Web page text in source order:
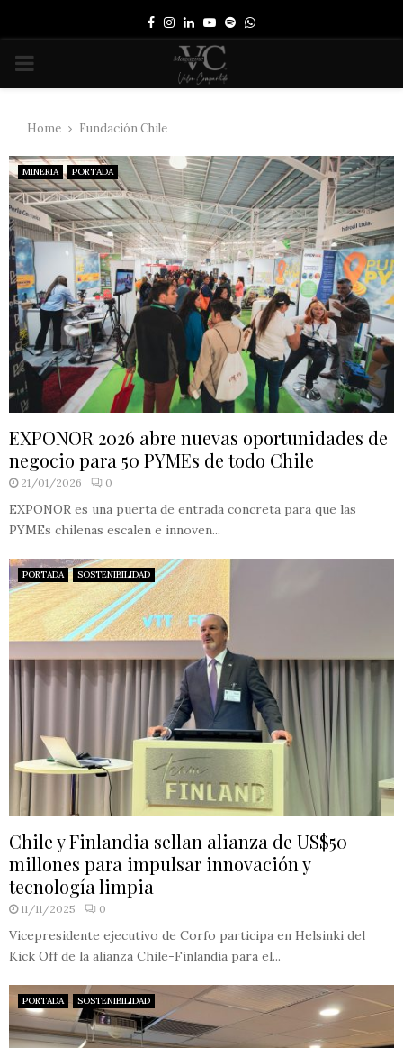
Facebook
Instagram
LinkedinYoutube
SpotifyWhatsapp
PRIMARY
Home Fundación Chile
MINERIA PORTADA
EXPONOR 2026 abre nuevas oportunidades de
negocio para 50 PYMEs de todo Chile
21/01/2026 0
EXPONOR es una puerta de entrada concreta para que las
PYMEs chilenas escalen e innoven...
PORTADA SOSTENIBILIDAD
Chile y Finlandia sellan alianza de US$50
millones para impulsar innovación y
tecnología limpia
11/11/2025 0
Vicepresidente ejecutivo de Corfo participa en Helsinki del
Kick Off de la alianza Chile-Finlandia para el...
PORTADA SOSTENIBILIDAD